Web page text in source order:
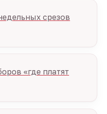
срезов
«где платят